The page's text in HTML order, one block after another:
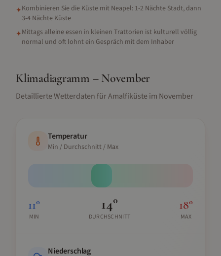
✦Kombinieren Sie die Küste mit Neapel: 1-2 Nächte Stadt, dann
3-4 Nächte Küste
✦Mittags alleine essen in kleinen Trattorien ist kulturell völlig
normal und oft lohnt ein Gespräch mit dem Inhaber
Klimadiagramm – November
Detaillierte Wetterdaten fürAmalfiküste im November
Temperatur
Min / Durchschnitt / Max
11°
MIN
14°
DURCHSCHNITT
18°
MAX
Niederschlag